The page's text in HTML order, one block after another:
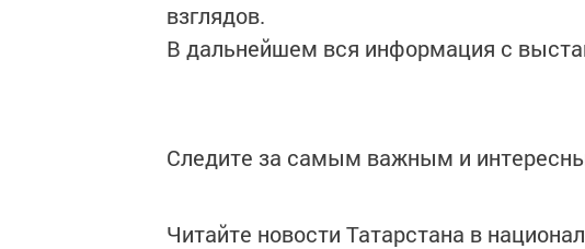
взглядов.
В дальнейшем вся информация с
Следите за самым важным и
Читайте новости Татарстана в